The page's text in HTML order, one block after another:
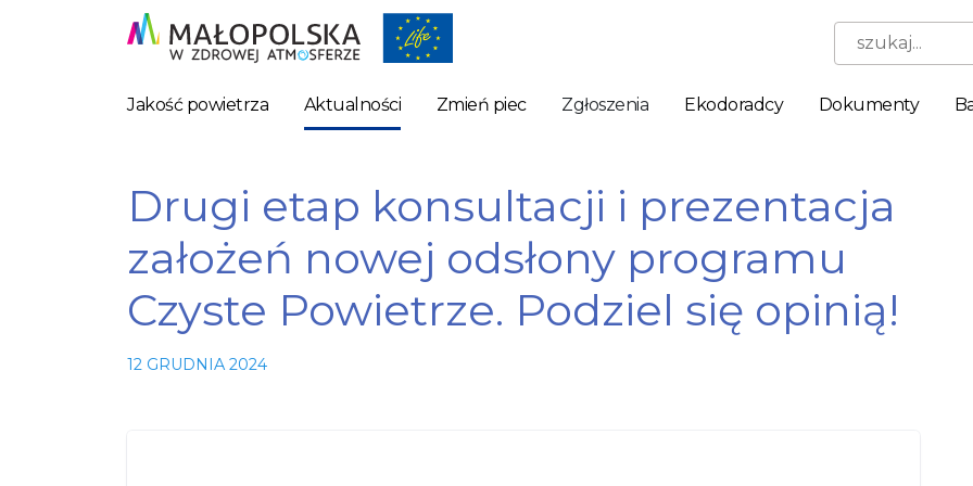
szukaj...
Jakość powietrza Aktualności Zmień piec Zgłoszenia Ekodoradcy Dokumenty
Drugi etap konsultacji i prezentacja
założeń nowej odsłony programu
Czyste Powietrze. Podziel się opinią!
12 GRUDNIA 2024